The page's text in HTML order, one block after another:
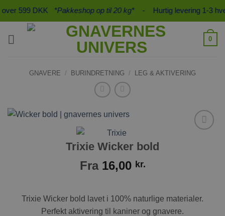
Fortsæt
599 DKK*Pakkeshop op til 20 kg*- Hurtig levering 1-3
0
GNAVERE / BURINDRETNING / LEG & AKTIVERING
Trixie Wicker bold
Fra 16,00 kr.
Trixie Wicker bold lavet i 100% naturlige materialer.
Perfekt aktivering til kaniner og gnavere.